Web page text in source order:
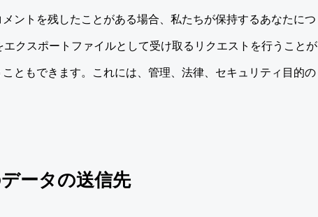
ントを残したことがある場合、私たちが保持するあなたにつ
クスポートファイルとして受け取るリクエストを行うことが
ともできます。これには、管理、法律、セキュリティ目的の
ータの送信先